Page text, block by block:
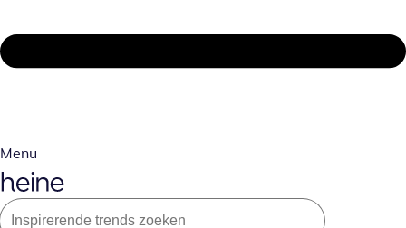
Menu